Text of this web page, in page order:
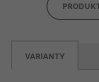
VARIANTY